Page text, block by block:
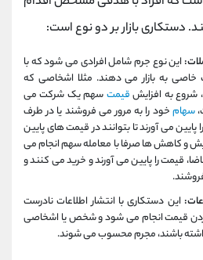
دستکاری بازار بر دو نوع است:
این نوع جرم شامل افرادی می شود که با
به بازار می دهند. مثلا اشخاصی که
شروع به افزایشقیمتسهم یک شرکت می
سهامخود را به مرور می فروشند یا در طرف
می آورند تا بتوانند در قیمت های پایین
و کاهش ها صرفا با معامله سهم انجام می
قیمت را پایین می آورند و خرید می کنند و
این دستکاری با انتشار اطلاعات نادرست
بردن قیمت انجام می شود و شخص یا اشخاصی
باشند، مجرم محسوب می شوند.